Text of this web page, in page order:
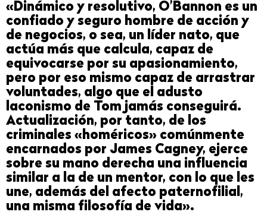
«Dinámico y resolutivo, O’Bannon es un
confiado y seguro hombre de acción y
de negocios, o sea, un líder nato, que
actúa más que calcula, capaz de
equivocarse por su apasionamiento,
pero por eso mismo capaz de arrastrar
voluntades, algo que el adusto
laconismo de Tom jamás conseguirá.
Actualización, por tanto, de los
criminales «homéricos» comúnmente
encarnados por James Cagney, ejerce
sobre su mano derecha una influencia
similar a la de un mentor, con lo que les
une, además del afecto paternofilial,
una misma filosofía de vida».